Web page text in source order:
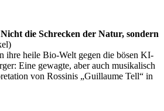
die Schrecken der Natur, sondern
ihre heile Bio-Welt gegen die bösen KI-
Eine gewagte, aber auch musikalisch
von Rossinis „Guillaume Tell“ in